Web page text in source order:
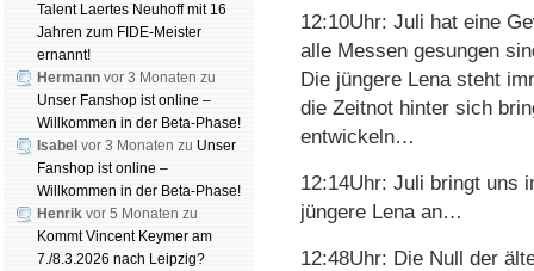
Talent Laertes Neuhoff mit 16
Jahren zum FIDE-Meister
ernannt!
Hermann vor 3 Monaten zu
Unser Fanshop ist online –
Willkommen in der Beta-Phase!
Isabel vor 3 Monaten zu Unser
Fanshop ist online –
Willkommen in der Beta-Phase!
Henrik vor 5 Monaten zu
Kommt Vincent Keymer am
7./8.3.2026 nach Leipzig?
12:10Uhr: Juli hat eine
alle Messen gesungen
Die jüngere Lena steht
die Zeitnot hinter sich
entwickeln…
12:14Uhr: Juli bringt uns
jüngere Lena an…
12:48Uhr: Die Null der